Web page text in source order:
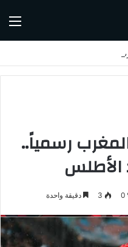
رسمياً..
0
3 دقيقة واحدة